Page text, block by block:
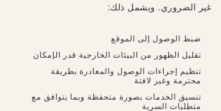
غير الضروري. ويشمل ذلك:
ضبط الوصول إلى الموقع
تقليل الظهور من البيئات الخارجية قدر الإمكان
تنظيم إجراءات الوصول والمغادرة بطريقة
محترمة وغير لافتة
تنسيق الخدمات بصورة متحفظة وبما يتوافق مع
متطلبات السرية